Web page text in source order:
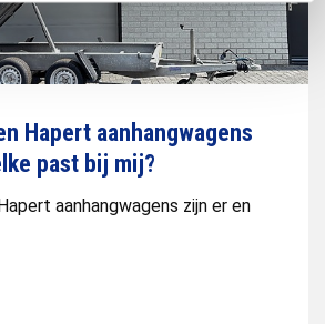
Hapert aanhangwagens
past bij mij?
aanhangwagens zijn er en